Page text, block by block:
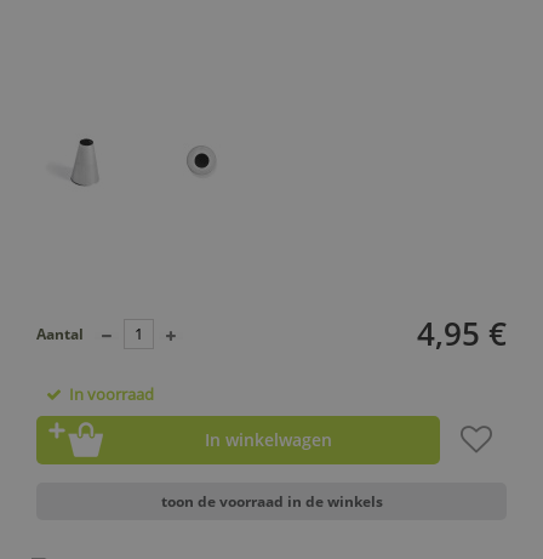
4,95 €
Aantal
In voorraad
In winkelwagen
toon de voorraad in de winkels